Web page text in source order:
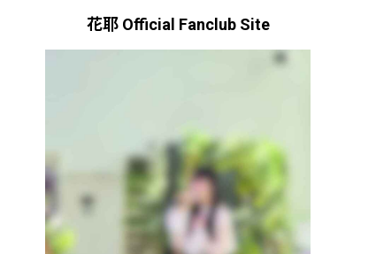
花耶 Official Fanclub Site